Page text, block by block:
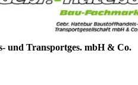
und Transportges. mbH & Co.